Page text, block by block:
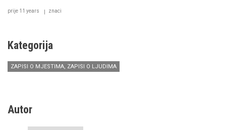
prije 11 years znaci
Kategorija
ZAPISI O MJESTIMA, ZAPISI O LJUDIMA
Autor